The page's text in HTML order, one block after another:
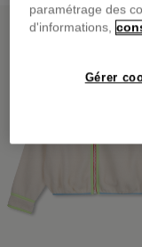
NOUVEAUTÉ
paramétrage des
d'informations,
Gérer